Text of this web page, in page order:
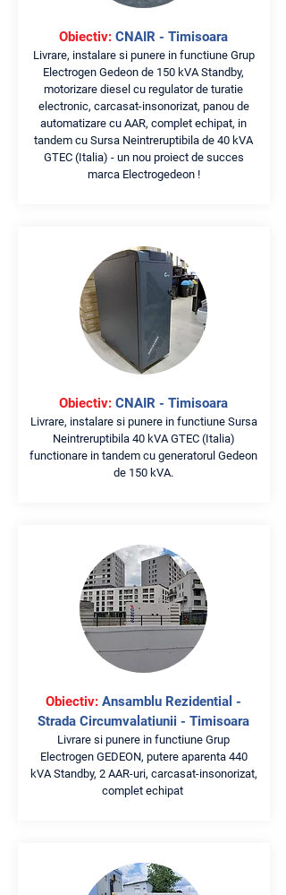
Obiectiv: CNAIR - Timisoara
Livrare, instalare si punere in functiune Grup
Electrogen Gedeon de 150 kVA Standby,
motorizare diesel cu regulator de turatie
electronic, carcasat-insonorizat, panou de
automatizare cu AAR, complet echipat, in
tandem cu Sursa Neintreruptibila de 40 kVA
GTEC (Italia) - un nou proiect de succes
marca Electrogedeon !
Obiectiv: CNAIR - Timisoara
Livrare, instalare si punere in functiune Sursa
Neintreruptibila 40 kVA GTEC (Italia)
functionare in tandem cu generatorul Gedeon
de 150 kVA.
Obiectiv: Ansamblu Rezidential -
Strada Circumvalatiunii - Timisoara
Livrare si punere in functiune Grup
Electrogen GEDEON, putere aparenta 440
kVA Standby, 2 AAR-uri, carcasat-insonorizat,
complet echipat